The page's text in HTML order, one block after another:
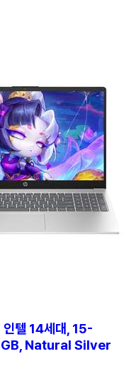
텔 14세대, 15-
Natural Silver